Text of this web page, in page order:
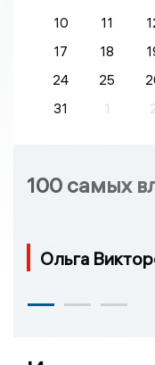
10
11
17
18
24
25
31
1
100 самых
Ольга